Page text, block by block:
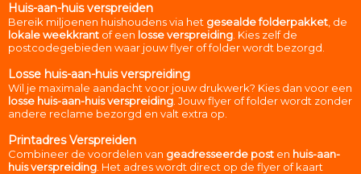
Huis-aan-huis verspreiden
Bereik miljoenen huishoudens via het gesealde folderpakket , de
lokale weekkrant of een losse verspreiding . Kies zelf de
postcodegebieden waar jouw flyer of folder wordt bezorgd.
Losse huis-aan-huis verspreiding
Wil je maximale aandacht voor jouw drukwerk? Kies dan voor een
losse huis-aan-huis verspreiding . Jouw flyer of folder wordt zonder
andere reclame bezorgd en valt extra op.
Printadres Verspreiden
Combineer de voordelen van geadresseerde post en huis-aan-
huis verspreiding . Het adres wordt direct op de flyer of kaart